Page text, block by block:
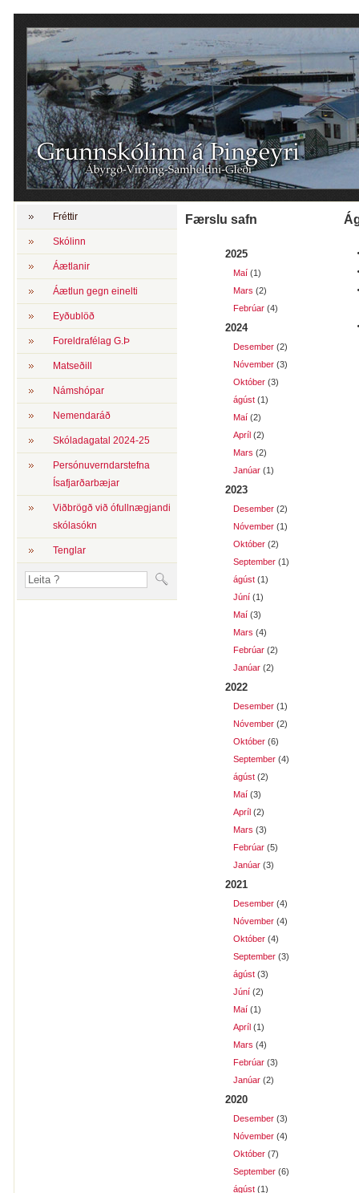
Fréttir
Skólinn
Áætlanir
Áætlun gegn einelti
Eyðublöð
Foreldrafélag G.Þ
Matseðill
Námshópar
Nemendaráð
Skóladagatal 2024-25
Persónuverndarstefna
Ísafjarðarbæjar
Viðbrögð við ófullnægjandi
skólasókn
Tenglar
Færslu safn
2025
Maí (1)
Mars (2)
Febrúar (4)
2024
Desember (2)
Nóvember (3)
Október (3)
ágúst (1)
Maí (2)
Apríl (2)
Mars (2)
Janúar (1)
2023
Desember (2)
Nóvember (1)
Október (2)
September (1)
ágúst (1)
Júní (1)
Maí (3)
Mars (4)
Febrúar (2)
Janúar (2)
2022
Desember (1)
Nóvember (2)
Október (6)
September (4)
ágúst (2)
Maí (3)
Apríl (2)
Mars (3)
Febrúar (5)
Janúar (3)
2021
Desember (4)
Nóvember (4)
Október (4)
September (3)
ágúst (3)
Júní (2)
Maí (1)
Apríl (1)
Mars (4)
Febrúar (3)
Janúar (2)
2020
Desember (3)
Nóvember (4)
Október (7)
September (6)
ágúst (1)